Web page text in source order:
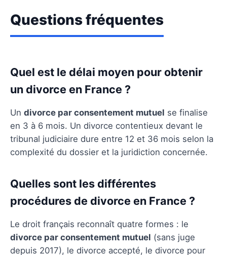
Questions fréquentes
Quel est le délai moyen pour obtenir
un divorce en France ?
Un divorce par consentement mutuel se finalise
en 3 à 6 mois. Un divorce contentieux devant le
tribunal judiciaire dure entre 12 et 36 mois selon la
complexité du dossier et la juridiction concernée.
Quelles sont les différentes
procédures de divorce en France ?
Le droit français reconnaît quatre formes : le
divorce par consentement mutuel (sans juge
depuis 2017), le divorce accepté, le divorce pour